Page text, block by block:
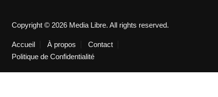
Copyright © 2026 Media Libre. All rights reserved.
Accueil À propos
Contact
Politique de Confidentialité